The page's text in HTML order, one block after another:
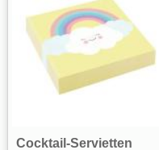
Cocktail-Servietten